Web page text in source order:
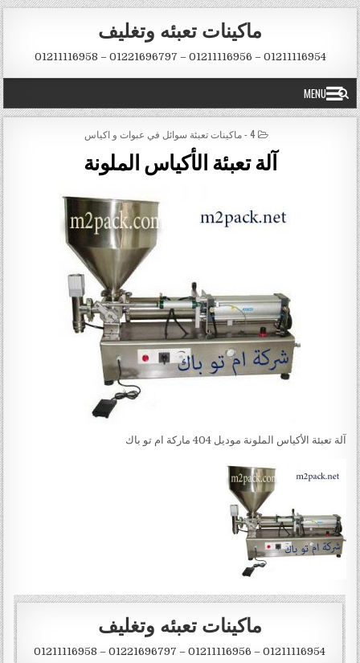
Skip to content
ماكينات تعبئه وتغليف
01211116954 – 01211116956 – 01221696797 – 01211116958
MENU
POSTED IN
4 - ماكينات تعبئة سوائل في عبوات و اكياس
آلة تعبئة الأكياس الملونة
آلة تعبئة الأكياس الملونة موديل 404 ماركة ام تو باك